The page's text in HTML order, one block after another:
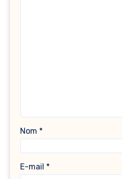
Nom *
E-mail *